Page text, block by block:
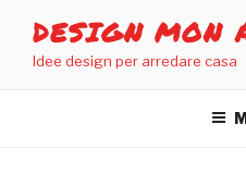
contenuto
DESIGN MON
Idee design per arredare casa